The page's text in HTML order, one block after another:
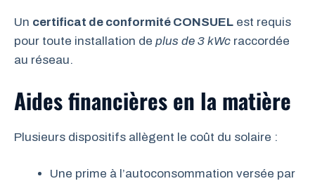
Un certificat de conformité CONSUEL est requis
pour toute installation de plus de 3 kWc raccordée
au réseau.
Aides financières en la matière
Plusieurs dispositifs allègent le coût du solaire :
Une prime à l’autoconsommation versée par